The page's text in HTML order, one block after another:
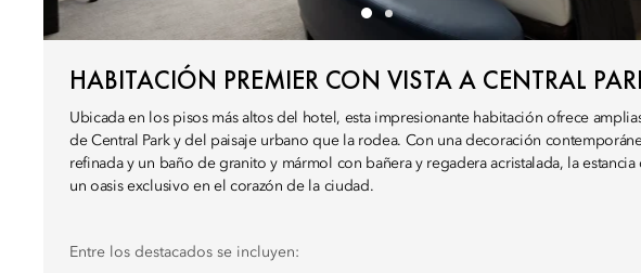
HABITACIÓN PREMIER CON VISTA A CENTRAL
Ubicada en los pisos más altos del hotel, esta impresionante habitación ofrece
de Central Park y del paisaje urbano que la rodea. Con una decoración
refinada y un baño de granito y mármol con bañera y regadera acristalada, la estancia
un oasis exclusivo en el corazón de la ciudad.
Entre los destacados se incluyen: